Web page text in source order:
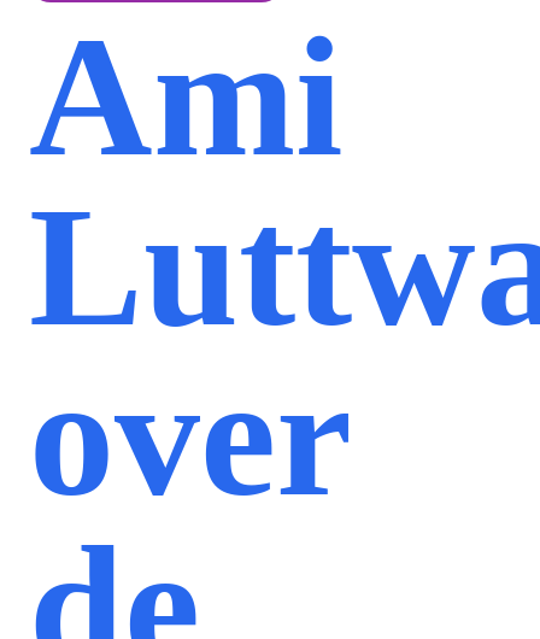
Ami
over